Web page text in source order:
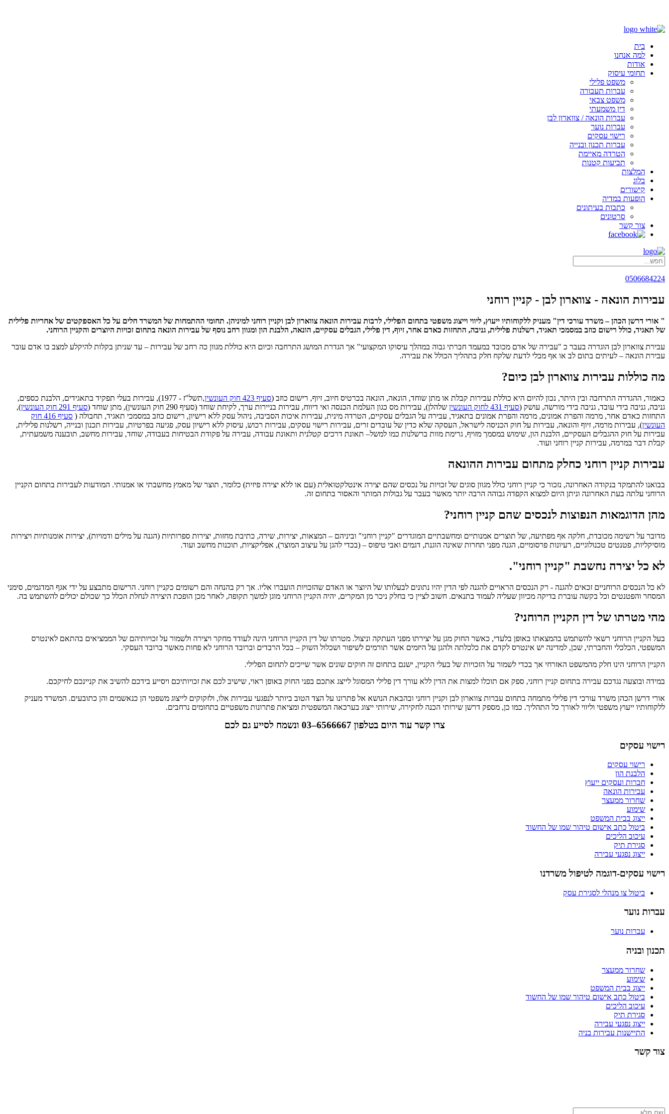
בית
למה אנחנו
אודות
תחומי עיסוק
משפט פלילי
עברות תעבורה
משפט צבאי
דין משמעתי
עברות הונאה / צווארון לבן
עברות נוער
רישוי עסקים
עברות תכנון ובנייה
הטרדה מאיימת
תביעות קטנות
המלצות
בלוג
קישורים
הופעות במדיה
כתבות בעיתונים
סרטונים
צור קשר
0506684224
עבירות הונאה - צווארון לבן - קניין רוחני
" אורי דרשן הכהן – משרד עורכי דין" מעניק ללקוחותיו ייעוץ, ליווי וייצוג משפטי בתחום הפלילי, לרבות עבירות הונאה צווארון לבן וקניין רוחני למיניהן. תחומי ההתמחות של המשרד חלים על כל האספקטים של אחריות פלילית
של תאגיד, כולל רישום כוזב במסמכי תאגיד, רשלנות פלילית, גניבה, התחזות כאדם אחר, זיוף, דין פלילי, הגבלים עסקיים, הונאה, הלבנת הון ומגוון רחב נוסף של עבירות הונאה בתחום זכויות היוצרים והקניין הרוחני.
עבירת צווארון לבן הוגדרה בעבר כ "עבירה של אדם מכובד במעמד חברתי גבוה במהלך עיסוקו המקצועי" אך הגדרת המושג התרחבה וכיום היא כוללת מגוון כה רחב של עבירות – עד שניתן בקלות להיקלע למצב בו אדם עובר
עבירת הונאה – לעיתים בתום לב או אף מבלי לדעת שלקח חלק בתהליך הכולל את עבירה.
מה כוללות עבירות צווארון לבן כיום?
כאמור, ההגדרה התרחבה ובין היתר, נכון להיום היא כוללת עבירות קבלת או מתן שוחד, הונאה, הונאה בכרטיס חיוב, זיוף, רישום כוזב (סעיף 423 חוק העונשין
,תשל"ז - 1977), עבירות בעלי תפקיד בתאגידים, הלבנת כספים,
גניבה, גניבה בידי עובד, גניבה בידי מורשה, עושק (סעיף 431 לחוק העונשין שלהלן), עבירות מס כגון העלמת הכנסה ואי דיווח, עבירות בניירות ערך, לקיחת שוחד (סעיף 290 חוק העונשין), מתן שוחד ( סעיף 291 חוק העונשין
),
התחזות כאדם אחר, מרמה והפרת אמונים, מרמה והפרת אמונים בתאגיד, עבירה על הגבלים עסקיים, הטרדה מינית, עבירות איכות הסביבה, ניהול עסק ללא רישיון, רישום כוזב במסמכי תאגיד, תחבולה (
סעיף 416 חוק
העונשין), עבירות מרמה, זיוף והונאה, עבירות על חוק הכניסה לישראל, העסקה שלא כדין של עובדים זרים, עבירות רישוי עסקים, עבירות רכוש, עיסוק ללא רישיון עסק, פגיעה בפרטיות, עבירות תכנון ובנייה, רשלנות פלילית,
עבירות על חוק ההגבלים העסקיים, הלבנת הון, שימוש במסמך מזויף, גרימת מוות ברשלנות כמו למשל– תאונת דרכים קטלנית ותאונת עבודה, עבירה על פקודת הבטיחות בעבודה, שוחד, עבירות מחשב, תובענה משמעתית,
קבלת דבר במרמה, עבירות קניין רוחני ועוד.
עבירות קניין רוחני כחלק מתחום עבירות ההונאה
בבואנו להתמקד בנקודה האחרונה, נזכור כי קניין רוחני כולל מגוון סוגים של זכויות על נכסים שהם יצירה אינטלקטואלית (עם או ללא יצירה פיזית) כלומר, תוצר של מאמץ מחשבתי או אמנותי. המודעות לעבירות בתחום הקניין
הרוחני עלתה בעת האחרונה וניתן היום למצוא הקפדה גבוהה הרבה יותר מאשר בעבר על גבולות המותר והאסור בתחום זה.
מהן הדוגמאות הנפוצות לנכסים שהם קניין רוחני?
מדובר על רשימה מכובדת, חלקה אף מפתיעה, של תוצרים אמנותיים ומחשבתיים המוגדרים "קניין רוחני" וביניהם – המצאות, יצירות, שירה, כתיבת מחזות, יצירות ספרותיות (הגנה על מילים ודמויות), יצירות אומנותיות ויצירות
מוסיקליות, פטנטים טכנולוגיים, רעיונות פרסומיים, הגנה מפני תחרות שאינה הוגנת, דגמים ואבי טיפוס – (בכדי להגן על עיצוב המוצר), אפליקציות, תוכנות מחשב ועוד.
לא כל יצירה נחשבת "קניין רוחני".
לא כל הנכסים הרוחניים זכאים להגנה - רק הנכסים הראויים להגנה לפי הדין יהיו נתונים לבעלותו של היוצר או האדם שהזכויות הועברו אליו. אך רק בהנחה והם רשומים כקניין רוחני. הרישום מתבצע על ידי אגף המדגמים, סימני
המסחר והפטנטים וכל בקשה עוברת בדיקה מכיוון שעליה לעמוד בתנאים. חשוב לציין כי בחלק ניכר מן המקרים, יהיה הקניין הרוחני מוגן למשך תקופה, לאחר מכן הופכת היצירה לנחלת הכלל כך שכולם יכולים להשתמש בה.
מהי מטרתו של דין הקניין הרוחני?
בעל הקניין הרוחני רשאי להשתמש בהמצאתו באופן בלעדי, כאשר החוק מגן על יצירתו מפני העתקה וניצול. מטרתו של דין הקניין הרוחני הינה לעודד מחקר ויצירה ולשמור על זכויותיהם של הממציאים בהתאם לאינטרס
המשפטי, הכלכלי והחברתי, שכן, למדינה יש אינטרס לקדם את כלכלתה ולהגן על היזמים אשר תורמים לשיפור ושכלול השוק – בכל הרבדים וברובד הרוחני לא פחות מאשר ברובד העסקי.
הקניין הרוחני הינו חלק מהמשפט האזרחי אך בכדי לשמור על הזכויות של בעלי הקניין, ישנם בתחום זה חוקים שונים אשר שייכים לתחום הפלילי.
במידה ובוצעה נגדכם עבירה בתחום קניין רוחני, ספק אם תוכלו למצות את הדין ללא עורך דין פלילי המסוגל לייצג אתכם בפני החוק באופן ראוי, שישיב לכם את זכויותיכם ויסייע בידכם להשיב את קניינכם לחיקכם.
אורי דרשן הכהן משרד עורכי דין פלילי מתמחה בתחום עברות צווארון לבן וקניין רוחני ובהבאת הנושא אל פתרונו על הצד הטוב ביותר לנפגעי עבירות אלו, ולזקוקים לייצוג משפטי הן כנאשמים והן כתובעים. המשרד מעניק
ללקוחותיו ייעוץ משפטי וליווי לאורך כל התהליך. כמו כן, מספק דרשן שירותי הכנה לחקירה, שירותי ייצוג בערכאה המשפטית ומציאת פתרונות משפטיים בתחומים נרחבים.
צרו קשר עוד היום בטלפון 6566667–03 ונשמח לסייע גם לכם
רישוי עסקים
רישוי עסקים
הלבנת הון
חברות ועסקים ייעוץ
עבירות הונאה
שחרור ממעצר
שימוע
ייצוג בבית המשפט
ביטול כתב אישום טיהור שמו של החשוד
עיכוב הליכים
סגירת תיק
ייצוג נפגעי עבירה
רישוי עסקים-דוגמה לטיפול משרדנו
ביטול צו מנהלי לסגירת עסק
עברות נוער
עברות נוער
תכנון ובניה
שחרור ממעצר
שימוע
ייצוג בבית המשפט
ביטול כתב אישום טיהור שמו של החשוד
עיכוב הליכים
סגירת תיק
ייצוג נפגעי עבירה
התיישנות עבירות בניה
צור קשר